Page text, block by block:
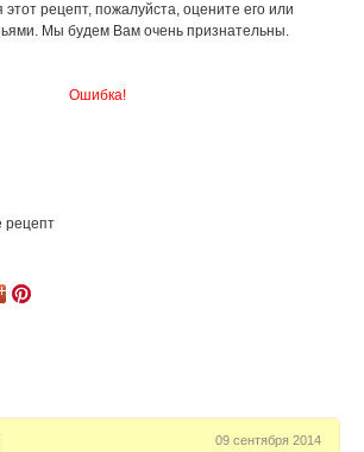
рецепт, пожалуйста, оцените его или
Мы будем Вам очень признательны.
Ошибка!
рецепт
09 сентября 2014